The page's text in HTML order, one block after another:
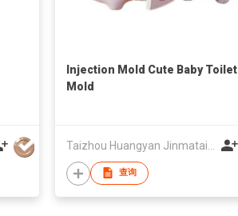
Injection Mold Cute Baby Toilet
Mold
查询